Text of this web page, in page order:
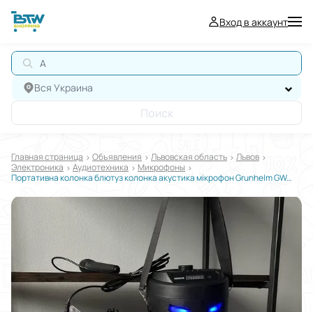
Вход в аккаунт
АВТ
Вся Украина
Поиск
Главная страница Oбъявления Львовская область
Львов
Электроника
Аудиотехника
Микрофоны
Портативна колонка блютуз колонка акустика мікрофон Grunhelm GW-4239BM